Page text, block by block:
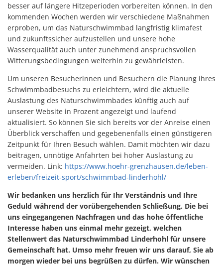
besser auf längere Hitzeperioden vorbereiten können. In den
kommenden Wochen werden wir verschiedene Maßnahmen
erproben, um das Naturschwimmbad langfristig klimafest
und zukunftssicher aufzustellen und unsere hohe
Wasserqualität auch unter zunehmend anspruchsvollen
Witterungsbedingungen weiterhin zu gewährleisten.
Um unseren Besucherinnen und Besuchern die Planung ihres
Schwimmbadbesuchs zu erleichtern, wird die aktuelle
Auslastung des Naturschwimmbades künftig auch auf
unserer Website in Prozent angezeigt und laufend
aktualisiert. So können Sie sich bereits vor der Anreise einen
Überblick verschaffen und gegebenenfalls einen günstigeren
Zeitpunkt für Ihren Besuch wählen. Damit möchten wir dazu
beitragen, unnötige Anfahrten bei hoher Auslastung zu
vermeiden. Link: https://www.hoehr-grenzhausen.de/leben-
erleben/freizeit-sport/schwimmbad-linderhohl/
Wir bedanken uns herzlich für Ihr Verständnis und Ihre
Geduld während der vorübergehenden Schließung. Die bei
uns eingegangenen Nachfragen und das hohe öffentliche
Interesse haben uns einmal mehr gezeigt, welchen
Stellenwert das Naturschwimmbad Linderhohl für unsere
Gemeinschaft hat. Umso mehr freuen wir uns darauf, Sie ab
morgen wieder bei uns begrüßen zu dürfen. Wir wünschen